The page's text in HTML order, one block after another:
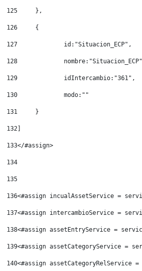
125
	},
126
	{
127
		id:"Situacion_ECP",
128
129
		idIntercambio:"361",
130
		modo:""
131
	}
132
133</#assign>
134
135
136<#assign incualAssetService =
137<#assign intercambioService =
138<#assign assetEntryService =
139<#assign assetCategoryService =
140<#assign